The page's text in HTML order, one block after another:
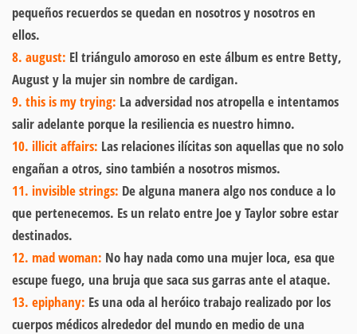
pequeños recuerdos se quedan en nosotros y nosotros en
ellos.
8. august: El triángulo amoroso en este álbum es entre Betty,
August y la mujer sin nombre de cardigan.
9. this is my trying: La adversidad nos atropella e intentamos
salir adelante porque la resiliencia es nuestro himno.
10. illicit affairs: Las relaciones ilícitas son aquellas que no solo
engañan a otros, sino también a nosotros mismos.
11. invisible strings: De alguna manera algo nos conduce a lo
que pertenecemos. Es un relato entre Joe y Taylor sobre estar
destinados.
12. mad woman: No hay nada como una mujer loca, esa que
escupe fuego, una bruja que saca sus garras ante el ataque.
13. epiphany: Es una oda al heróico trabajo realizado por los
cuerpos médicos alrededor del mundo en medio de una